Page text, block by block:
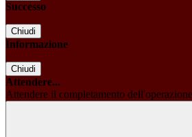
Successo
Chiudi
Informazione
Chiudi
Attendere...
Attendere il completamento